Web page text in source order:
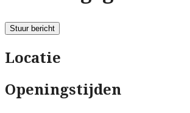
Stuur bericht
Locatie
Openingstijden